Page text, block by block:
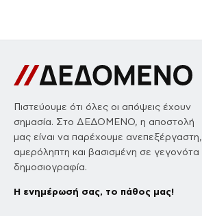
Πιστεύουμε ότι όλες οι απόψεις έχουν
σημασία. Στο ΔΕΔΟΜΕΝΟ, η αποστολή
μας είναι να παρέχουμε ανεπεξέργαστη,
αμερόληπτη και βασισμένη σε γεγονότα
δημοσιογραφία.
Η ενημέρωσή σας, το πάθος μας!